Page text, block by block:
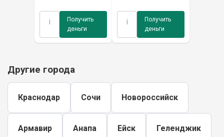
i
Получить
деньги
i
Получить
деньги
Другие города
Краснодар Сочи Новороссийск
Армавир Анапа Ейск Геленджик